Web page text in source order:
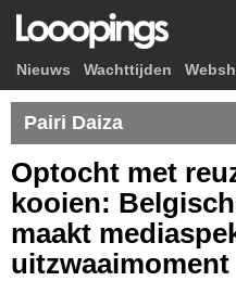
Nieuws Wachttijden
Pairi Daiza
Optocht met
kooien:
maakt
uitzwaaimoment